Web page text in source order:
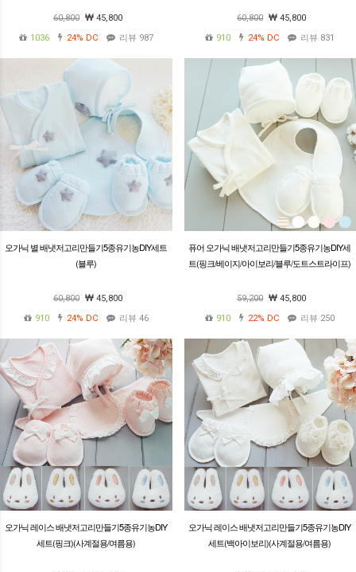
60,800
45,800
1036
24% DC 리뷰 987
60,800
45,800
910
24% DC 리뷰 831
오가닉 별 배냇저고리만들기5종유기농DIY세트
(블루)
60,800
45,800
910
24% DC 리뷰 46
퓨어 오가닉 배냇저고리만들기5종유기농DIY세
트(핑크/베이지/아이보리/블루/도트스트라이프)
59,200
45,800
910
22% DC 리뷰 250
오가닉 레이스 배냇저고리만들기5종유기농DIY
세트(핑크)(사계절용/여름용)
오가닉 레이스 배냇저고리만들기5종유기농DIY
세트(백아이보리)(사계절용/여름용)